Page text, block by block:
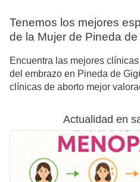
Tenemos los mejores
de la Mujer de Pineda
Encuentra las mejores
del embrazo en Pineda de
clínicas de aborto mejor
Actualidad en